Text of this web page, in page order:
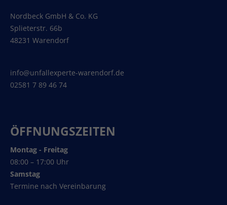
Nordbeck GmbH & Co. KG
Splieterstr. 66b
48231 Warendorf
info@unfallexperte-warendorf.de
02581 7 89 46 74
ÖFFNUNGSZEITEN
Montag - Freitag
08:00 – 17:00 Uhr
Samstag
Termine nach Vereinbarung